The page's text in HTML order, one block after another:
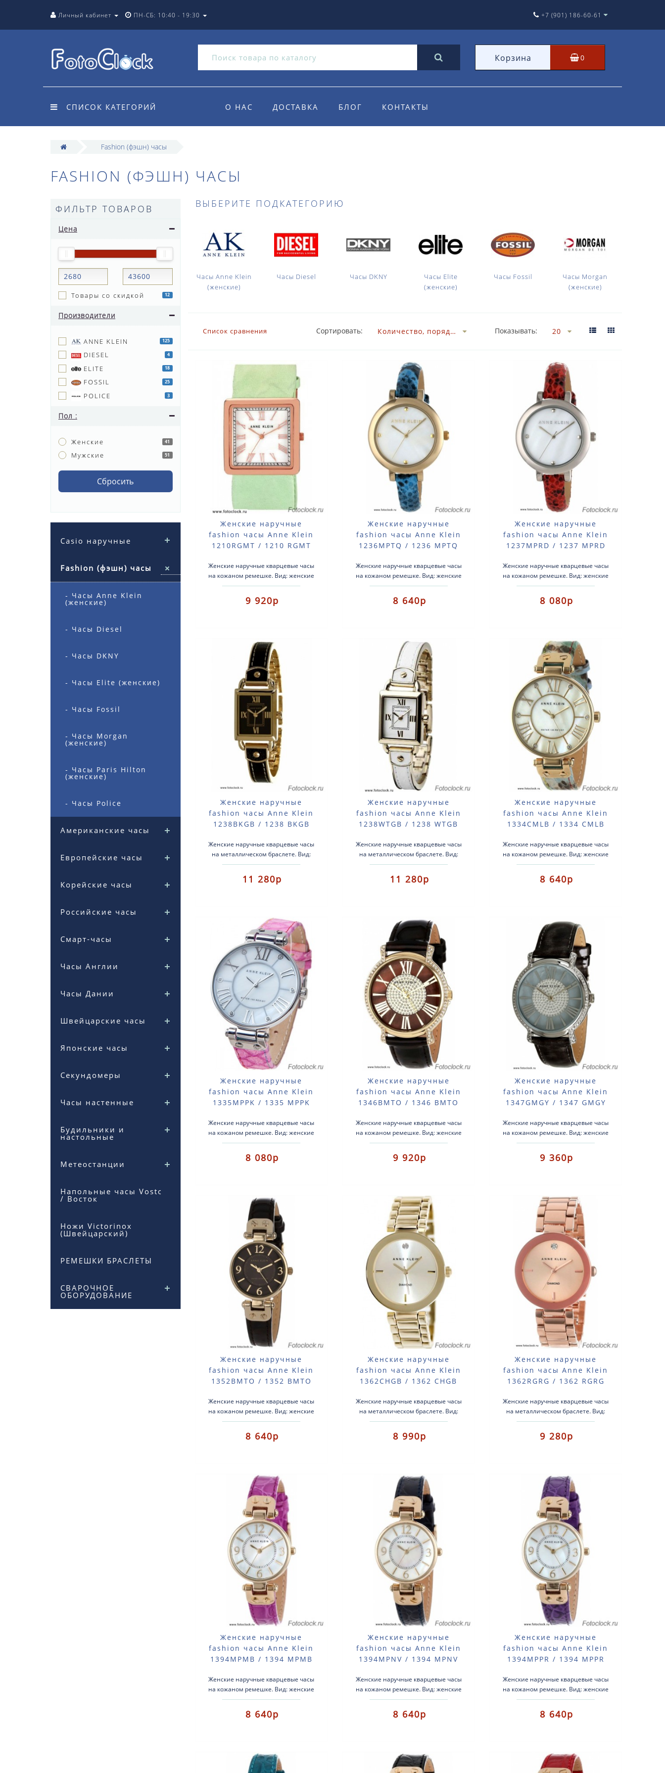
Личный кабинет ПН-СБ: 10:40 - 19:30 +7 (901) 186-60-61
Корзина 0
СПИСОК КАТЕГОРИЙ О НАС ДОСТАВКА БЛОГ КОНТАКТЫ
Fashion (фэшн) часы
FASHION (ФЭШН) ЧАСЫ
ФИЛЬТР ТОВАРОВ
Цена
Товары со скидкой 12
Производители
ANNE KLEIN 125
DIESEL 4
ELITE 18
FOSSIL 25
POLICE 3
Пол :
Женские 41
Мужские 51
Сбросить
Casio наручные
Fashion (фэшн) часы
- Часы Anne Klein
(женские)
- Часы Diesel
- Часы DKNY
- Часы Elite (женские)
- Часы Fossil
- Часы Morgan
(женские)
- Часы Paris Hilton
(женские)
- Часы Police
Американские часы
Европейские часы
Корейские часы
Российские часы
Смарт-часы
Часы Англии
Часы Дании
Швейцарские часы
Японские часы
Секундомеры
Часы настенные
Будильники и
настольные
Метеостанции
Напольные часы Vostok
/ Восток
Ножи Victorinox
(Швейцарский)
РЕМЕШКИ БРАСЛЕТЫ
СВАРОЧНОЕ
ОБОРУДОВАНИЕ
ВЫБЕРИТЕ ПОДКАТЕГОРИЮ
Часы Anne Klein
(женские)
Часы Diesel Часы DKNY
Часы Elite
(женские)
Часы Fossil
Часы Morgan
(женские)
Список сравнения Сортировать: Показывать:
Женские наручные
fashion часы Anne Klein
1210RGMT / 1210 RGMT
Женские наручные кварцевые часы
на кожаном ремешке. Вид: женские
fashion часы.Тип механизма:
кварцевые.Корпус: латунь с розовой
п..
9 920р
Женские наручные
fashion часы Anne Klein
1236MPTQ / 1236 MPTQ
Женские наручные кварцевые часы
на кожаном ремешке. Вид: женские
fashion часы.Тип механизма:
кварцевые.Корпус: латунь с
позолотой..
8 640р
Женские наручные
fashion часы Anne Klein
1237MPRD / 1237 MPRD
Женские наручные кварцевые часы
на кожаном ремешке. Вид: женские
fashion часы.Тип механизма:
кварцевые.Корпус: латунь с
серебрист..
8 080р
Женские наручные
fashion часы Anne Klein
1238BKGB / 1238 BKGB
Женские наручные кварцевые часы
на металлическом браслете. Вид:
женские fashion часы.Тип механизма:
кварцевые.Корпус: латунь с по..
11 280р
Женские наручные
fashion часы Anne Klein
1238WTGB / 1238 WTGB
Женские наручные кварцевые часы
на металлическом браслете. Вид:
женские fashion часы.Тип механизма:
кварцевые.Корпус: латунь с по..
11 280р
Женские наручные
fashion часы Anne Klein
1334CMLB / 1334 CMLB
Женские наручные кварцевые часы
на кожаном ремешке. Вид: женские
fashion часы.Тип механизма:
кварцевые.Корпус: латунь с
позолотой..
8 640р
Женские наручные
fashion часы Anne Klein
1335MPPK / 1335 MPPK
Женские наручные кварцевые часы
на кожаном ремешке. Вид: женские
fashion часы. Тип механизма:
кварцевые. Корпус: латунь ..
8 080р
Женские наручные
fashion часы Anne Klein
1346BMTO / 1346 BMTO
Женские наручные кварцевые часы
на кожаном ремешке. Вид: женские
fashion часы.Тип механизма:
кварцевые.Корпус: латунь с
позолотой..
9 920р
Женские наручные
fashion часы Anne Klein
1347GMGY / 1347 GMGY
Женские наручные кварцевые часы
на кожаном ремешке. Вид: женские
fashion часы.Тип механизма:
кварцевые.Корпус: латунь с
серебрист..
9 360р
Женские наручные
fashion часы Anne Klein
1352BMTO / 1352 BMTO
Женские наручные кварцевые часы
на кожаном ремешке. Вид: женские
fashion часы.Тип механизма:
кварцевые.Корпус: латунь с
позолотой..
8 640р
Женские наручные
fashion часы Anne Klein
1362CHGB / 1362 CHGB
Женские наручные кварцевые часы
на металлическом браслете. Вид:
женские fashion часы. Тип
механизма: кварцевые. Корпус: л..
8 990р
Женские наручные
fashion часы Anne Klein
1362RGRG / 1362 RGRG
Женские наручные кварцевые часы
на металлическом браслете. Вид:
женские fashion часы. Тип
механизма: кварцевые. Корпус: л..
9 280р
Женские наручные
fashion часы Anne Klein
1394MPMB / 1394 MPMB
Женские наручные кварцевые часы
на кожаном ремешке. Вид: женские
fashion часы.Тип механизма:
кварцевые.Корпус: латунь с
позолотой..
8 640р
Женские наручные
fashion часы Anne Klein
1394MPNV / 1394 MPNV
Женские наручные кварцевые часы
на кожаном ремешке. Вид: женские
fashion часы.Тип механизма:
кварцевые.Корпус: латунь с
позолотой..
8 640р
Женские наручные
fashion часы Anne Klein
1394MPPR / 1394 MPPR
Женские наручные кварцевые часы
на кожаном ремешке. Вид: женские
fashion часы.Тип механизма:
кварцевые.Корпус: латунь с
позолотой..
8 640р